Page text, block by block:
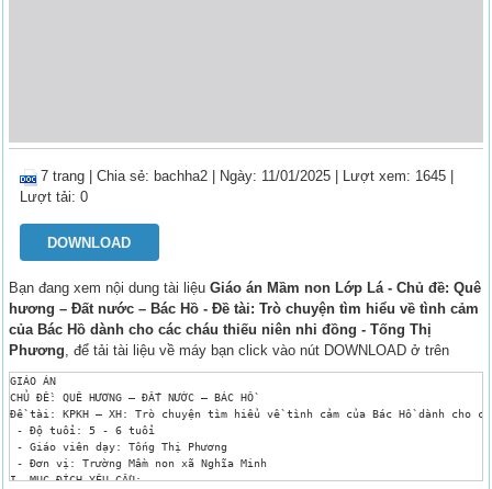
7 trang |Chia sẻ: bachha2 | Ngày: 11/01/2025 | Lượt xem: 1645
Lượt tải: 0
DOWNLOAD
Bạn đang xem nội dung tài liệuGiáo án Mầm non Lớp Lá - Chủ đề: Quê
hương – Đất nước – Bác Hồ - Đề tài: Trò chuyện tìm hiểu về tình cảm
của Bác Hồ dành cho các cháu thiếu niên nhi đồng - Tống Thị
Phương, để tải tài liệu về máy bạn click vào nút DOWNLOAD ở trên
GIÁO ÁN
CHỦ ĐỀ: QUÊ HƯƠNG – ĐẤT NƯỚC – BÁC HỒ
Đề tài: KPKH – XH: Trò chuyện tìm hiểu về tình cảm của Bác Hồ dành cho
- Độ tuổi: 5 - 6 tuổi
- Giáo viên dạy: Tống Thị Phương
- Đơn vị: Trường Mầm non xã Nghĩa Minh
I. MỤC ĐÍCH YÊU CẦU: